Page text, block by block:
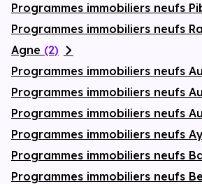
Programmes immobiliers neufs
Programmes immobiliers neufs
Agne (2)
Programmes immobiliers neufs
Programmes immobiliers neufs
Programmes immobiliers neufs
Programmes immobiliers neufs
Programmes immobiliers neufs
Programmes immobiliers neufs